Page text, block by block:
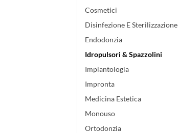
Cosmetici
Disinfezione E Sterilizzazione
Endodonzia
Idropulsori & Spazzolini
Implantologia
Impronta
Medicina Estetica
Monouso
Ortodonzia